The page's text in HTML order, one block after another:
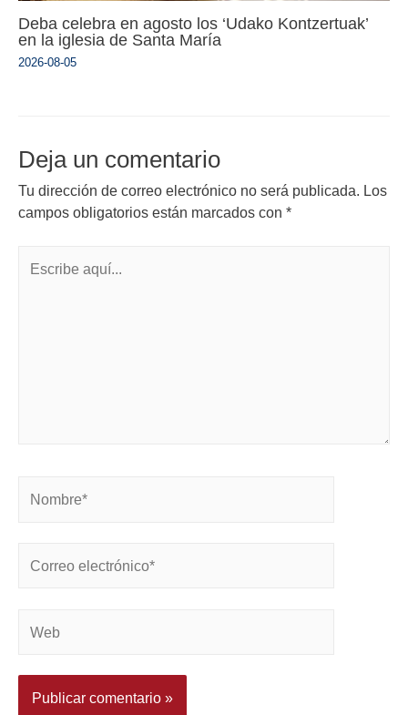
Deba celebra en agosto los ‘Udako Kontzertuak’
en la iglesia de Santa María
2026-08-05
Deja un comentario
Tu dirección de correo electrónico no será publicada. Los
campos obligatorios están marcados con *